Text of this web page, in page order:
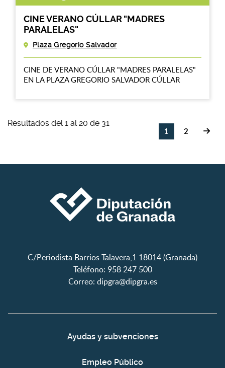
Plaza Gregorio Salvador
CINE VERANO CÚLLAR "MADRES
PARALELAS"
CINE DE VERANO CÚLLAR "MADRES PARALELAS"
EN LA PLAZA GREGORIO SALVADOR CÚLLAR
Resultados del 1 al 20 de 31
1 2
C/Periodista Barrios Talavera,1 18014 (Granada)
Teléfono: 958 247 500
Correo: dipgra@dipgra.es
Ayudas y subvenciones
Empleo Público